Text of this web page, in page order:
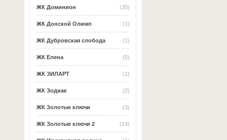
(35)
ЖК Доминион
(1)
ЖК Донской Олимп
(1)
ЖК Дубровская слобода
(5)
ЖК Елена
(1)
ЖК ЗИЛАРТ
(2)
ЖК Зодиак
(3)
ЖК Золотые ключи
(14)
ЖК Золотые ключи 2